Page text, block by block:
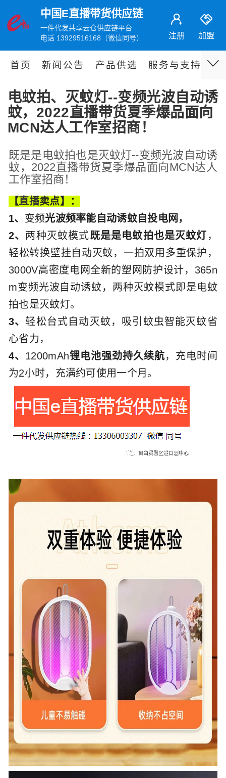
中国E直播带货供应链
一件代发共享云仓供应链平台
电话 13929516168（微信同号）
注册 加盟
首页 新闻公告 产品供选 服务与支持 伙
电蚊拍、灭蚊灯--变频光波自动诱
蚊，2022直播带货夏季爆品面向
MCN达人工作室招商！
既是是电蚊拍也是灭蚊灯--变频光波自动诱
蚊，2022直播带货夏季爆品面向MCN达人
工作室招商！
【直播卖点】：
1、 变频光波频率能自动诱蚊自投电网，
2、 两种灭蚊模式既是是电蚊拍也是灭蚊灯 ，
轻松转换壁挂自动灭蚊，一拍双用多重保护，
3000V高密度电网全新的塑网防护设计，365n
m变频光波自动诱蚊，两种灭蚊模式即是电蚊
拍也是灭蚊灯。
3、 轻松台式自动灭蚊，吸引蚊虫智能灭蚊省
心省力，
4、 1200mAh锂电池强劲持久续航，充电时间
为2小时，充满约可使用一个月。